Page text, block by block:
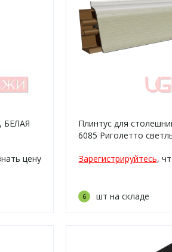
БЕЛАЯ
цену
Плинтус для
6085 Риголетто
Зарегистрируйтесь,
6 шт на складе